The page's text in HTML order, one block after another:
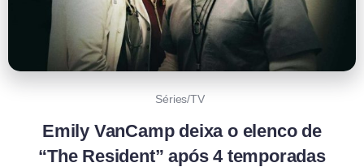
Séries/TV
Emily VanCamp deixa o elenco de
“The Resident” após 4 temporadas